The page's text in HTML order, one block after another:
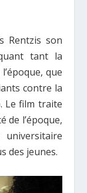
Rentzis son
tant la
que
contre la
Le film traite
de l’époque,
universitaire
des jeunes.